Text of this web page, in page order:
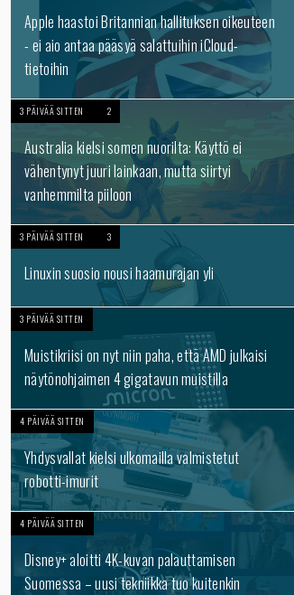
Apple haastoi Britannian hallituksen oikeuteen
- ei aio antaa pääsyä salattuihin iCloud-
tietoihin
3 PÄIVÄÄ SITTEN 2
Australia kielsi somen nuorilta: Käyttö ei
vähentynyt juuri lainkaan, mutta siirtyi
vanhemmilta piiloon
3 PÄIVÄÄ SITTEN 3
Linuxin suosio nousi haamurajan yli
3 PÄIVÄÄ SITTEN
Muistikriisi on nyt niin paha, että AMD julkaisi
näytönohjaimen 4 gigatavun muistilla
4 PÄIVÄÄ SITTEN
Yhdysvallat kielsi ulkomailla valmistetut
robotti-imurit
4 PÄIVÄÄ SITTEN
Disney+ aloitti 4K-kuvan palauttamisen
Suomessa – uusi tekniikka tuo kuitenkin